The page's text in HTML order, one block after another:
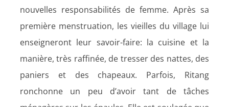
nouvelles responsabilités de femme. Après sa
première menstruation, les vieilles du village lui
enseigneront leur savoir-faire: la cuisine et la
manière, très raffinée, de tresser des nattes, des
paniers et des chapeaux. Parfois, Ritang
ronchonne un peu d’avoir tant de tâches